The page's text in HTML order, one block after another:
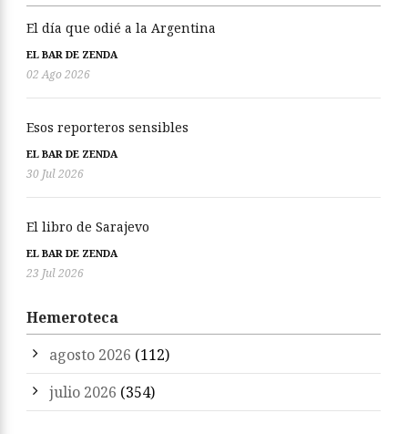
El día que odié a la Argentina
EL BAR DE ZENDA
02 Ago 2026
Esos reporteros sensibles
EL BAR DE ZENDA
30 Jul 2026
El libro de Sarajevo
EL BAR DE ZENDA
23 Jul 2026
Hemeroteca
agosto 2026 (112)
julio 2026 (354)